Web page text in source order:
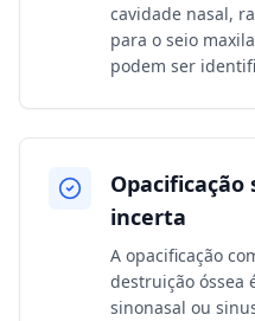
cavidade nasal,
para o seio
podem ser
incerta
A opacificação
destruição óssea
sinonasal ou